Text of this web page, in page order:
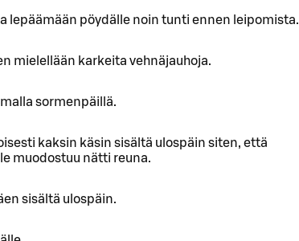
lepäämään pöydälle noin tunti ennen leipomista.
mielellään karkeita vehnäjauhoja.
sormenpäillä.
kaksin käsin sisältä ulospäin siten, että
muodostuu nätti reuna.
sisältä ulospäin.